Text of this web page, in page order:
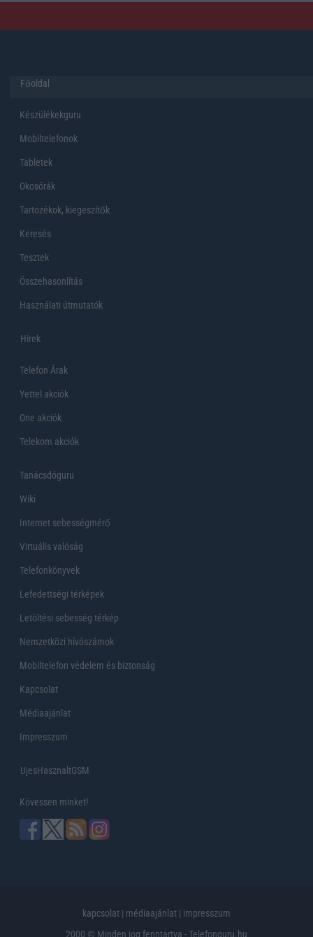
Főoldal
Készülékekguru
Mobiltelefonok
Tabletek
Okosórák
Tartozékok, kiegeszítők
Keresés
Tesztek
Összehasonlítás
Használati útmutatók
Hirek
Telefon Árak
Yettel akciók
One akciók
Telekom akciók
Tanácsdóguru
Wiki
Internet sebességmérő
Virtuális valóság
Telefonkönyvek
Lefedettségi térképek
Letöltési sebesség térkép
Nemzetközi hívószámok
Mobiltelefon védelem és biztonság
Kapcsolat
Médiaajánlat
Impresszum
UjesHasznaltGSM
Kövessen minket!
kapcsolat | médiaajánlat | impresszum
2000 © Minden jog fenntartva - Telefonguru.hu